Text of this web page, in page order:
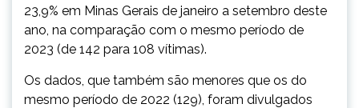
23,9% em Minas Gerais de janeiro a setembro deste
ano, na comparação com o mesmo período de
2023 (de 142 para 108 vítimas).
Os dados, que também são menores que os do
mesmo período de 2022 (129), foram divulgados